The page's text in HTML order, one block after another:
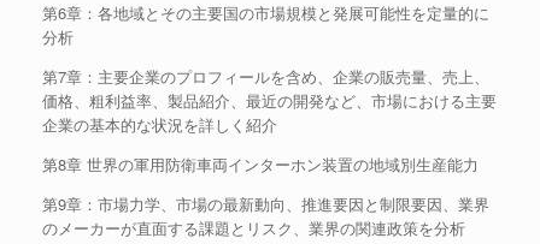
第6章：各地域とその主要国の市場規模と発展可能性を定量的に
分析
第7章：主要企業のプロフィールを含め、企業の販売量、売上、
価格、粗利益率、製品紹介、最近の開発など、市場における主要
企業の基本的な状況を詳しく紹介
第8章 世界の軍用防衛車両インターホン装置の地域別生産能力
第9章：市場力学、市場の最新動向、推進要因と制限要因、業界
のメーカーが直面する課題とリスク、業界の関連政策を分析